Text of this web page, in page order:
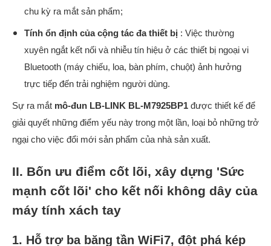
chu kỳ ra mắt sản phẩm;
Tính ổn định của cộng tác đa thiết bị : Việc thường
xuyên ngắt kết nối và nhiễu tín hiệu ở các thiết bị ngoại vi
Bluetooth (máy chiếu, loa, bàn phím, chuột) ảnh hưởng
trực tiếp đến trải nghiệm người dùng.
Sự ra mắt mô-đun LB-LINK BL-M7925BP1 được thiết kế để
giải quyết những điểm yếu này trong một lần, loại bỏ những trở
ngại cho việc đổi mới sản phẩm của nhà sản xuất.
II. Bốn ưu điểm cốt lõi, xây dựng 'Sức
mạnh cốt lõi' cho kết nối không dây của
máy tính xách tay
1. Hỗ trợ ba băng tần WiFi7, đột phá kép